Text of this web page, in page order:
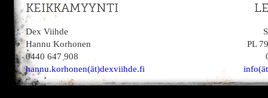
KEIKKAMYYNTI
Dex Viihde
Hannu Korhonen
0440 647 908
hannu.korhonen(ät)dexviihde.fi
PL